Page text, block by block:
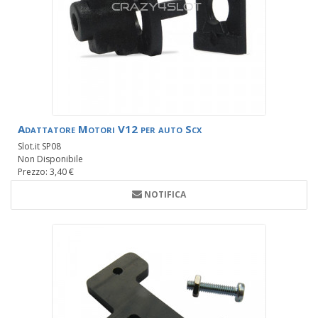
Adattatore Motori V12 per auto Scx
Slot.it SP08
Non Disponibile
Prezzo: 3,40 €
NOTIFICA